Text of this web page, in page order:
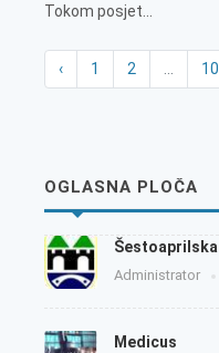
Tokom posjet...
‹ 1 2 ... 10
OGLASNA PLOČA
Administrator
Medicus